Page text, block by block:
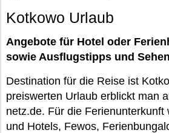
Kotkowo Urlaub
Angebote für Hotel oder
sowie Ausflugstipps und
Destination für die Reise ist
preiswerten Urlaub erblickt man
netz.de. Für die Ferienunterkunft
und Hotels, Fewos,